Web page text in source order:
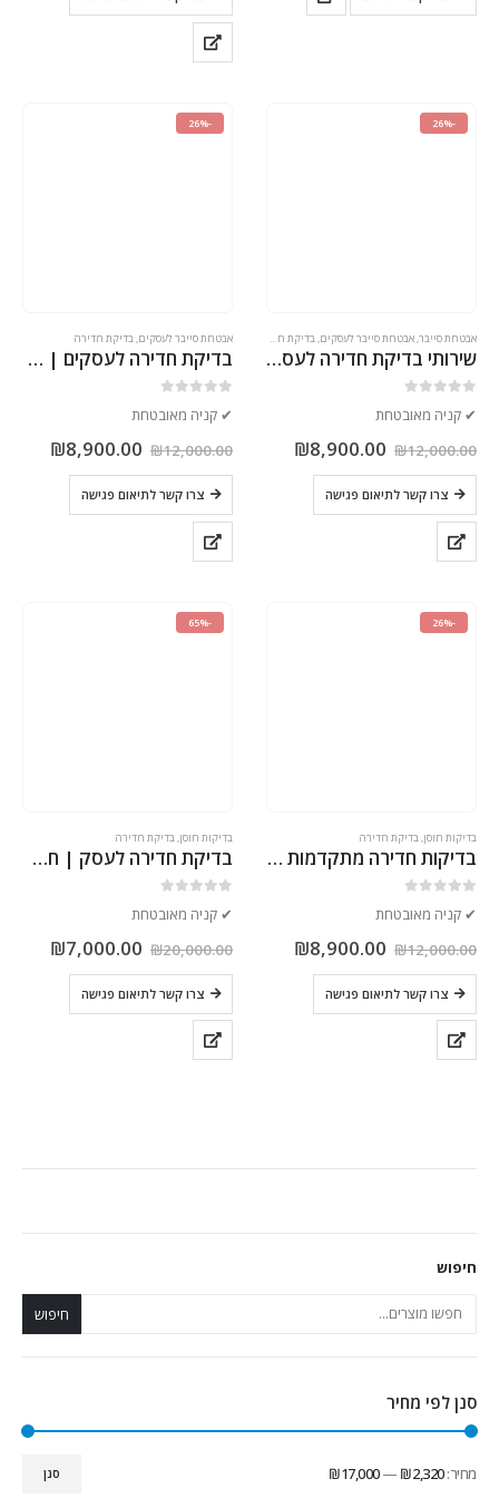
-26%
אבטחת סייבר,אבטחת סייבר לעסקים,בדיקת חדירה
שירותי בדיקת חדירה לעסקים – חברת סייבר ישראלית מובילה
✔ קניה מאובטחת
₪12,000.00
₪8,900.00
צרו קשר לתיאום פגישה
-26%
אבטחת סייבר לעסקים,בדיקת חדירה
בדיקת חדירה לעסקים | מבדקי חדירה מקצועיים ב-8,900 ש"ח – אבטחת סייבר
✔ קניה מאובטחת
₪12,000.00
₪8,900.00
צרו קשר לתיאום פגישה
-26%
בדיקות חוסן,בדיקת חדירה
בדיקות חדירה מתקדמות לאתרי אינטרנט – שירות פרימיום לחברות אבטחת מידע
✔ קניה מאובטחת
₪12,000.00
₪8,900.00
צרו קשר לתיאום פגישה
-65%
בדיקות חוסן,בדיקת חדירה
בדיקת חדירה לעסק | חברת סייבר ישראלית
✔ קניה מאובטחת
₪20,000.00
₪7,000.00
צרו קשר לתיאום פגישה
חיפוש
חיפוש
סנן לפי מחיר
סנן מחיר:₪2,320
—
₪17,000
כלים וטכנולוגיות נלווים
צור קשר